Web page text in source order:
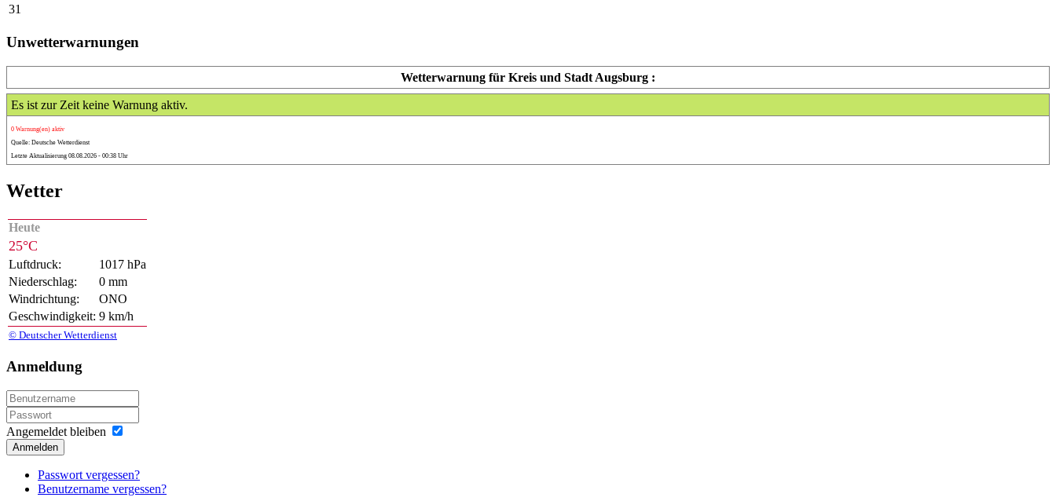
31
Unwetterwarnungen
Wetterwarnung für Kreis und Stadt Augsburg :
Es ist zur Zeit keine Warnung aktiv.
0 Warnung(en) aktiv
Quelle: Deutsche Wetterdienst
Letzte Aktualisierung 08.08.2026 - 00:38 Uhr
Wetter
Heute
25°C
Luftdruck:
1017 hPa
Niederschlag:
0 mm
Windrichtung:
ONO
Geschwindigkeit: 9 km/h
© Deutscher Wetterdienst
Anmeldung
Angemeldet bleiben
Anmelden
Passwort vergessen?
Benutzername vergessen?